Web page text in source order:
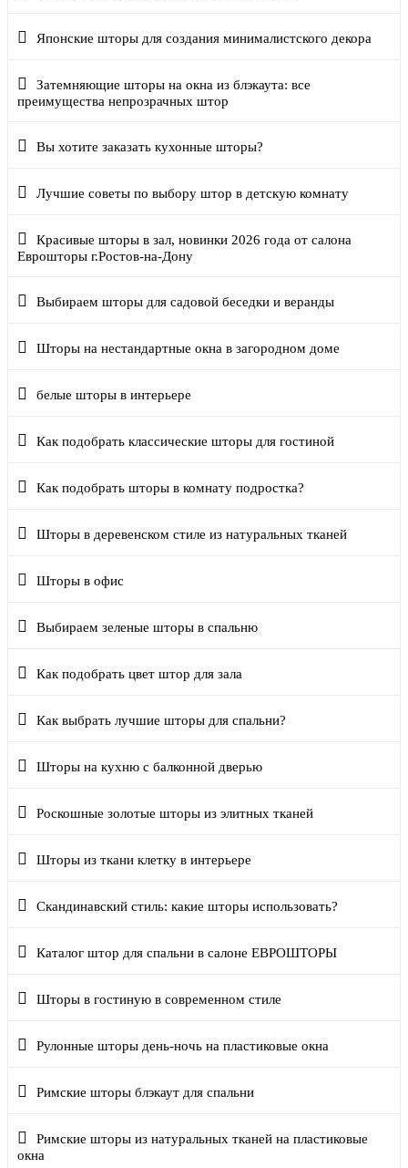
Японские шторы для создания минималистского декора
Затемняющие шторы на окна из блэкаута: все
преимущества непрозрачных штор
Вы хотите заказать кухонные шторы?
Лучшие советы по выбору штор в детскую комнату
Красивые шторы в зал, новинки 2026 года от салона
Еврошторы г.Ростов-на-Дону
Выбираем шторы для садовой беседки и веранды
Шторы на нестандартные окна в загородном доме
белые шторы в интерьере
Как подобрать классические шторы для гостиной
Как подобрать шторы в комнату подростка?
Шторы в деревенском стиле из натуральных тканей
Шторы в офис
Выбираем зеленые шторы в спальню
Как подобрать цвет штор для зала
Как выбрать лучшие шторы для спальни?
Шторы на кухню с балконной дверью
Роскошные золотые шторы из элитных тканей
Шторы из ткани клетку в интерьере
Скандинавский стиль: какие шторы использовать?
Каталог штор для спальни в салоне ЕВРОШТОРЫ
Шторы в гостиную в современном стиле
Рулонные шторы день-ночь на пластиковые окна
Римские шторы блэкаут для спальни
Римские шторы из натуральных тканей на пластиковые
окна